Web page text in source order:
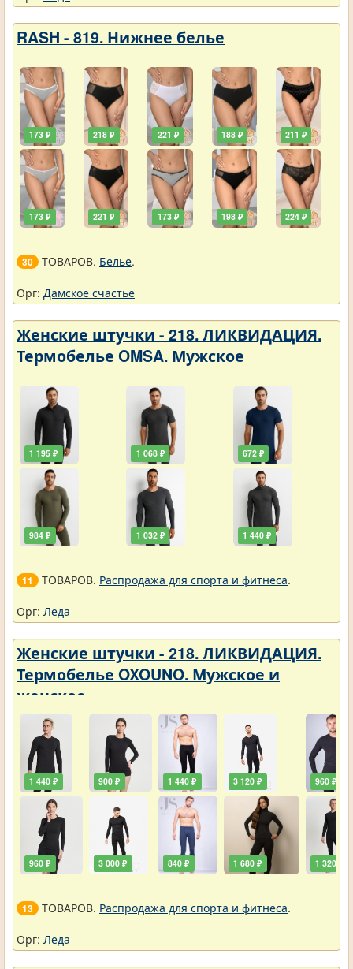
RASH - 819. Нижнее белье
173 ₽
173 ₽
218 ₽
221 ₽
221 ₽
173 ₽
188 ₽
198 ₽
211 ₽
224 ₽
30 ТОВАРОВ. Белье.
Орг: Дамское счастье
Женские штучки - 218. ЛИКВИДАЦИЯ.
Термобелье OMSA. Мужское
1 195 ₽
984 ₽
1 068 ₽
1 032 ₽
672 ₽
1 440 ₽
11 ТОВАРОВ. Распродажа для спорта и фитнеса.
Орг: Леда
Женские штучки - 218. ЛИКВИДАЦИЯ.
Термобелье OXOUNO. Мужское и
женское
1 440 ₽
960 ₽
900 ₽
3 000 ₽
1 440 ₽
840 ₽
3 120 ₽
1 680 ₽
960 ₽
1 320 ₽
13 ТОВАРОВ. Распродажа для спорта и фитнеса.
Орг: Леда